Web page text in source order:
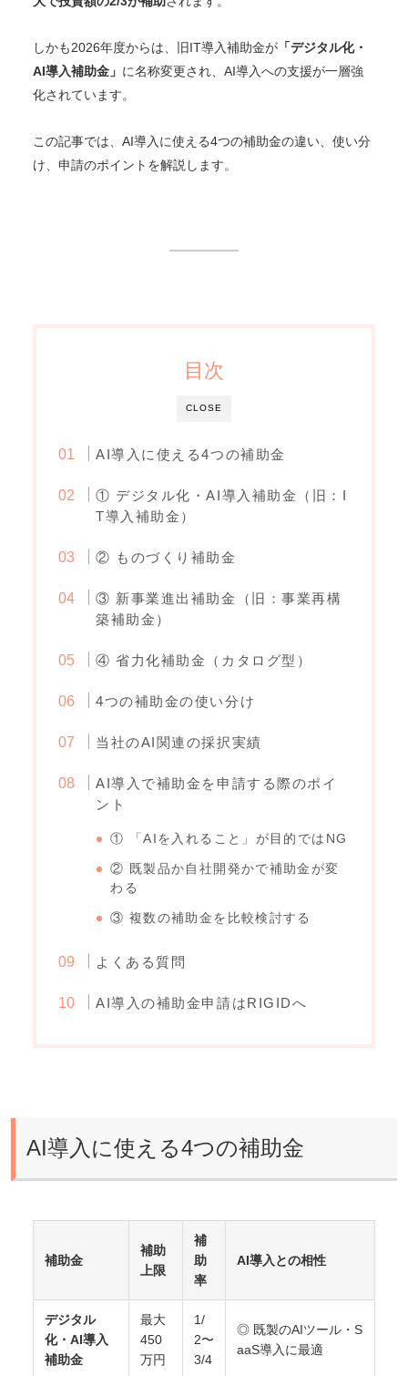
しかも2026年度からは、旧IT導入補助金が 「デジタル化・
AI導入補助金」 に名称変更され、AI導入への支援が一層強
化されています。
この記事では、AI導入に使える4つの補助金の違い、使い分
け、申請のポイントを解説します。
CLOSE
目次
AI導入に使える4つの補助金
① デジタル化・AI導入補助金（旧：I
T導入補助金）
② ものづくり補助金
③ 新事業進出補助金（旧：事業再構
築補助金）
④ 省力化補助金（カタログ型）
4つの補助金の使い分け
当社のAI関連の採択実績
AI導入で補助金を申請する際のポイ
ント
① 「AIを入れること」が目的ではNG
② 既製品か自社開発かで補助金が変
わる
③ 複数の補助金を比較検討する
よくある質問
AI導入の補助金申請はRIGIDへ
AI導入に使える4つの補助金
補助金
補助
上限
補
助
率
AI導入との相性
デジタル
化・AI導入
補助金
最大
450
万円
1/
2〜
3/4
◎ 既製のAIツール・S
aaS導入に最適